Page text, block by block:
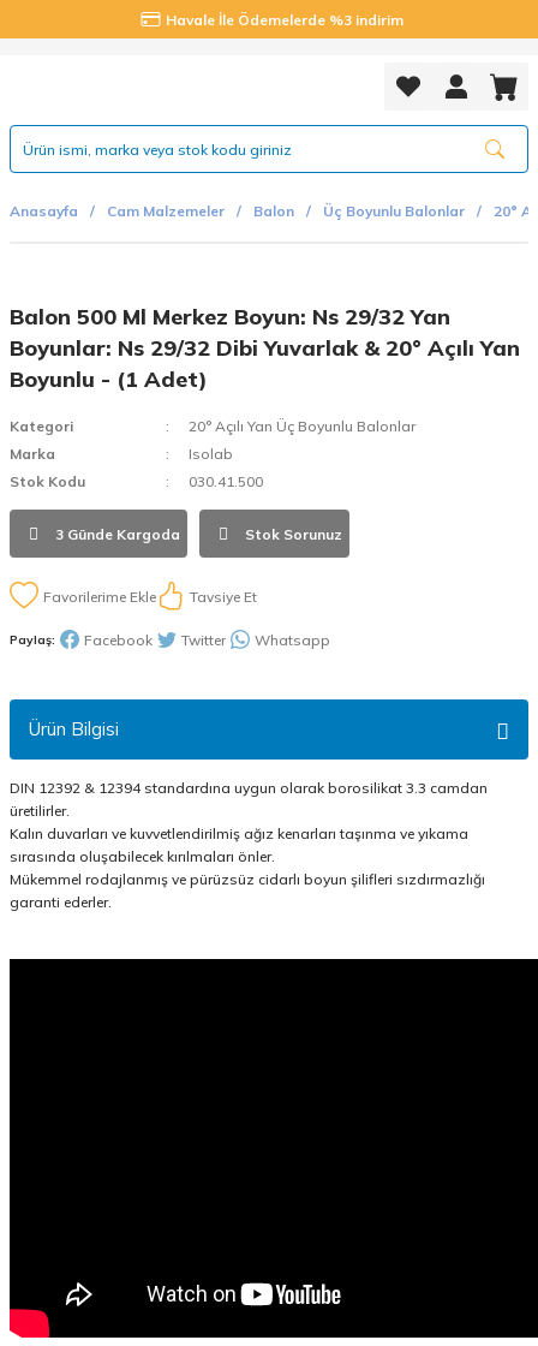
Havale İle Ödemelerde %3 indirim
Anasayfa Cam Malzemeler Balon Üç Boyunlu Balonlar 20°
Balon 500 Ml Merkez Boyun: Ns 29/32 Yan
Boyunlar: Ns 29/32 Dibi Yuvarlak & 20° Açılı Yan
Boyunlu - (1 Adet)
Kategori
20° Açılı Yan Üç Boyunlu Balonlar
Marka
Isolab
Stok Kodu
030.41.500
3 Günde Kargoda Stok Sorunuz
Tavsiye Et
Paylaş: Facebook Twitter Whatsapp
Ürün Bilgisi
DIN 12392 & 12394 standardına uygun olarak borosilikat 3.3 camdan
üretilirler.
Kalın duvarları ve kuvvetlendirilmiş ağız kenarları taşınma ve yıkama
sırasında oluşabilecek kırılmaları önler.
Mükemmel rodajlanmış ve pürüzsüz cidarlı boyun şilifleri sızdırmazlığı
garanti ederler.